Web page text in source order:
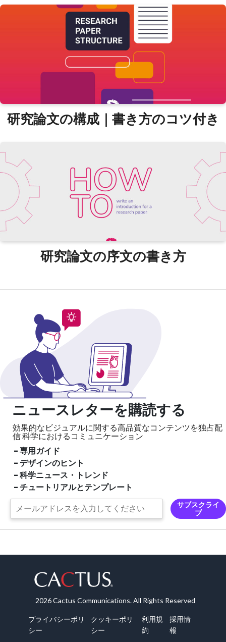
研究論文の構成｜書き方のコツ付き
研究論文の序文の書き方
ニュースレターを購読する
効果的なビジュアルに関する高品質なコンテンツを独占配
信科学におけるコミュニケーション
- 専用ガイド
- デザインのヒント
- 科学ニュース・トレンド
- チュートリアルとテンプレート
サブスクライ
ブ
2026 Cactus Communications. All Rights Reserved
プライバシーポリ
シー
クッキーポリ
シー
利用規
約
採用情
報